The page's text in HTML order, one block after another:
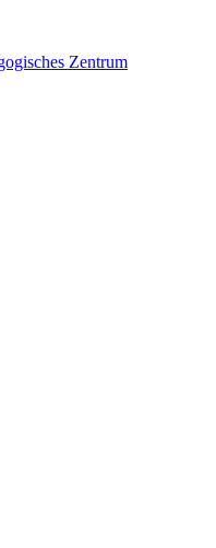
Zentrum